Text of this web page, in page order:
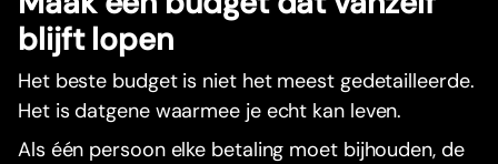
blijft lopen
Het beste budget is niet het meest gedetailleerde.
Het is datgene waarmee je echt kan leven.
Als één persoon elke betaling moet bijhouden, de